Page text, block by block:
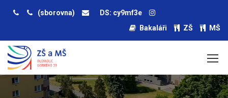
(sborovna)
DS: cy9mf3e
Bakaláři
ZŠ MŠ